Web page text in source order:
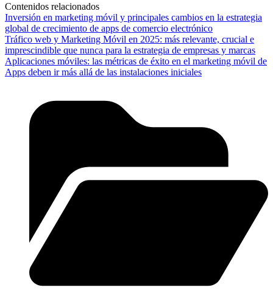
Contenidos relacionados
Inversión en marketing móvil y principales cambios en la estrategia
global de crecimiento de apps de comercio electrónico
Tráfico web y Marketing Móvil en 2025: más relevante, crucial e
imprescindible que nunca para la estrategia de empresas y marcas
Aplicaciones móviles: las métricas de éxito en el marketing móvil de
Apps deben ir más allá de las instalaciones iniciales